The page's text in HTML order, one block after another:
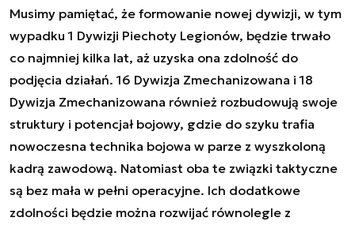
Musimy pamiętać, że formowanie nowej dywizji, w tym
wypadku 1 Dywizji Piechoty Legionów, będzie trwało
co najmniej kilka lat, aż uzyska ona zdolność do
podjęcia działań. 16 Dywizja Zmechanizowana i 18
Dywizja Zmechanizowana również rozbudowują swoje
struktury i potencjał bojowy, gdzie do szyku trafia
nowoczesna technika bojowa w parze z wyszkoloną
kadrą zawodową. Natomiast oba te związki taktyczne
są bez mała w pełni operacyjne. Ich dodatkowe
zdolności będzie można rozwijać równolegle z